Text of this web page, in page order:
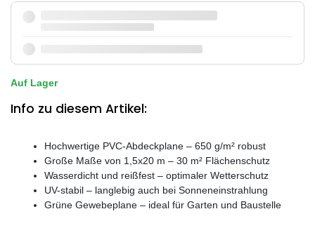
Auf Lager
Info zu diesem Artikel:
Hochwertige PVC-Abdeckplane – 650 g/m² robust
Große Maße von 1,5x20 m – 30 m² Flächenschutz
Wasserdicht und reißfest – optimaler Wetterschutz
UV-stabil – langlebig auch bei Sonneneinstrahlung
Grüne Gewebeplane – ideal für Garten und Baustelle